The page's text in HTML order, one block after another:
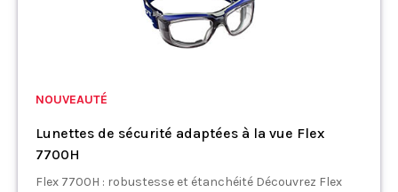
NOUVEAUTÉ
Lunettes de sécurité adaptées à la vue Flex
7700H
Flex 7700H : robustesse et étanchéité Découvrez Flex